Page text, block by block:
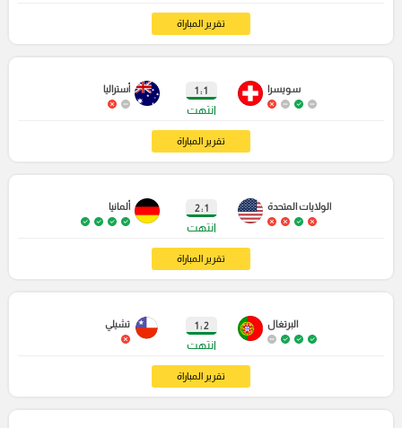
تقرير المباراة
سويسرا 1 : 1
انتهت
أستراليا
تقرير المباراة
الولايات المتحدة 1 : 2
انتهت
ألمانيا
تقرير المباراة
البرتغال 2 : 1
انتهت
تشيلي
تقرير المباراة